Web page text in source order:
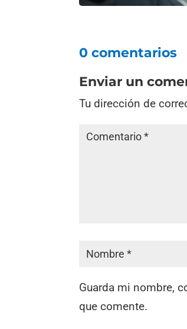
0 comentarios
Enviar un
Tu dirección de
Guarda mi nombre,
que comente.